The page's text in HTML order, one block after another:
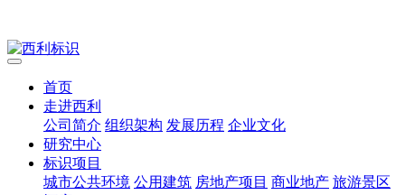
首页
走进西利
公司简介 组织架构 发展历程 企业文化
研究中心
标识项目
城市公共环境 公用建筑 房地产项目 商业地产 旅游景区